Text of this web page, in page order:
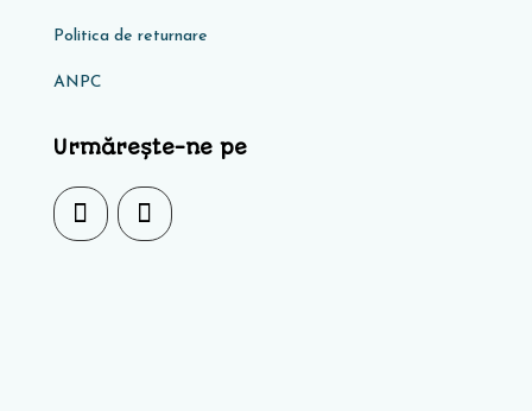
Politica de returnare
ANPC
Urmărește-ne pe